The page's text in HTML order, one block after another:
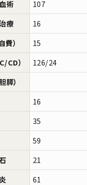
術
107
療
16
費）
15
CD）
126/24
膵）
16
35
59
21
61